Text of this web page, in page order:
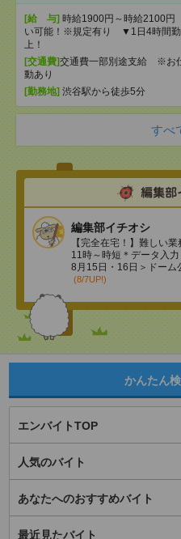
[給 与] 時給1900円～時給2100
い可能！※規定有り ▼1日4時間勤
上！
[交通費]交通費一部別途支給 ※お
動あり
[勤務地] 渋谷駅から徒歩5分
すべ
編集部イチオシ
【完全在宅！】難しい
11時～時短＊データ入
8月15日・16日＞ドーム
(8/7UP!)
かんたん
エンバイトTOP
人気のバイト
あなたへのおすすめバイト
最近見たバイト